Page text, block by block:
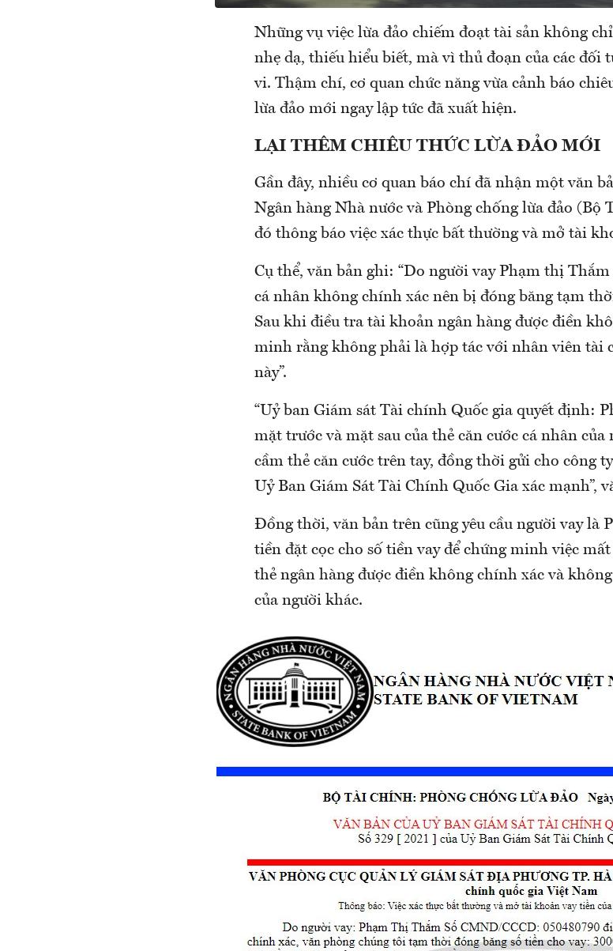
Những vụ việc lừa đảo chiếm đoạt tài sản không
nhẹ dạ, thiếu hiểu biết, mà vì thủ đoạn của các đối
vi. Thậm chí, cơ quan chức năng vừa cảnh báo
lừa đảo mới ngay lập tức đã xuất hiện.
LẠI THÊM CHIÊU THỨC LỪA ĐẢO MỚI
Gần đây, nhiều cơ quan báo chí đã nhận một văn
Ngân hàng Nhà nước và Phòng chống lừa đảo
đó thông báo việc xác thực bất thường và mở tài
Cụ thể, văn bản ghi: “Do người vay Phạm thị
cá nhân không chính xác nên bị đóng băng tạm
Sau khi điều tra tài khoản ngân hàng được điền
minh rằng không phải là hợp tác với nhân viên tài
này”.
“Uỷ ban Giám sát Tài chính Quốc gia quyết định:
mặt trước và mặt sau của thẻ căn cước cá nhân
cầm thẻ căn cước trên tay, đồng thời gửi cho công
Uỷ Ban Giám Sát Tài Chính Quốc Gia xác mạnh”,
Đồng thời, văn bản trên cũng yêu cầu người vay là
tiền đặt cọc cho số tiền vay để chứng minh việc
thẻ ngân hàng được điền không chính xác và
của người khác.